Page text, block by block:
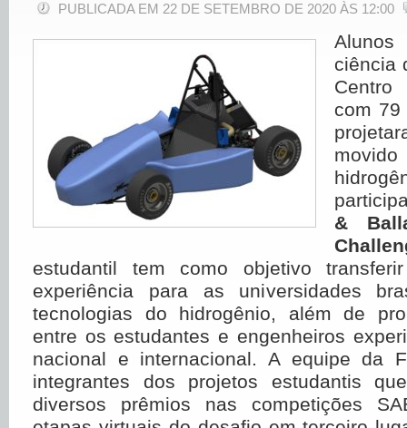
PUBLICADA EM 22 DE SETEMBRO DE 2020 ÀS 12:00
Alunos
ciência
Centro
com
&
estudantil tem como objetivo
experiência para as universidades
tecnologias do hidrogênio, além de
entre os estudantes e engenheiros
nacional e internacional. A equipe da
integrantes dos projetos estudantis
diversos prêmios nas competições